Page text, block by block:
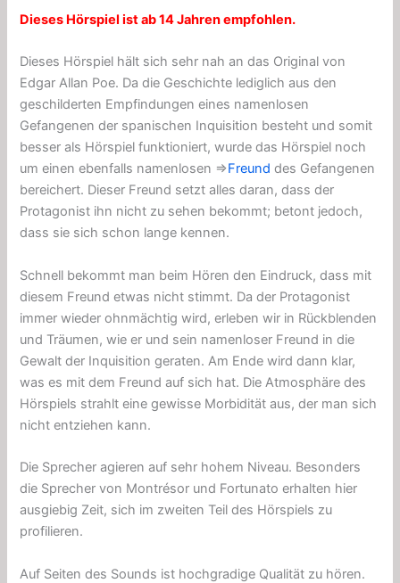
Dieses Hörspiel ist ab 14 Jahren empfohlen.
Dieses Hörspiel hält sich sehr nah an das Original von
Edgar Allan Poe. Da die Geschichte lediglich aus den
geschilderten Empfindungen eines namenlosen
Gefangenen der spanischen Inquisition besteht und somit
besser als Hörspiel funktioniert, wurde das Hörspiel noch
um einen ebenfalls namenlosen ⇒Freund des Gefangenen
bereichert. Dieser Freund setzt alles daran, dass der
Protagonist ihn nicht zu sehen bekommt; betont jedoch,
dass sie sich schon lange kennen.
Schnell bekommt man beim Hören den Eindruck, dass mit
diesem Freund etwas nicht stimmt. Da der Protagonist
immer wieder ohnmächtig wird, erleben wir in Rückblenden
und Träumen, wie er und sein namenloser Freund in die
Gewalt der Inquisition geraten. Am Ende wird dann klar,
was es mit dem Freund auf sich hat. Die Atmosphäre des
Hörspiels strahlt eine gewisse Morbidität aus, der man sich
nicht entziehen kann.
Die Sprecher agieren auf sehr hohem Niveau. Besonders
die Sprecher von Montrésor und Fortunato erhalten hier
ausgiebig Zeit, sich im zweiten Teil des Hörspiels zu
profilieren.
Auf Seiten des Sounds ist hochgradige Qualität zu hören.